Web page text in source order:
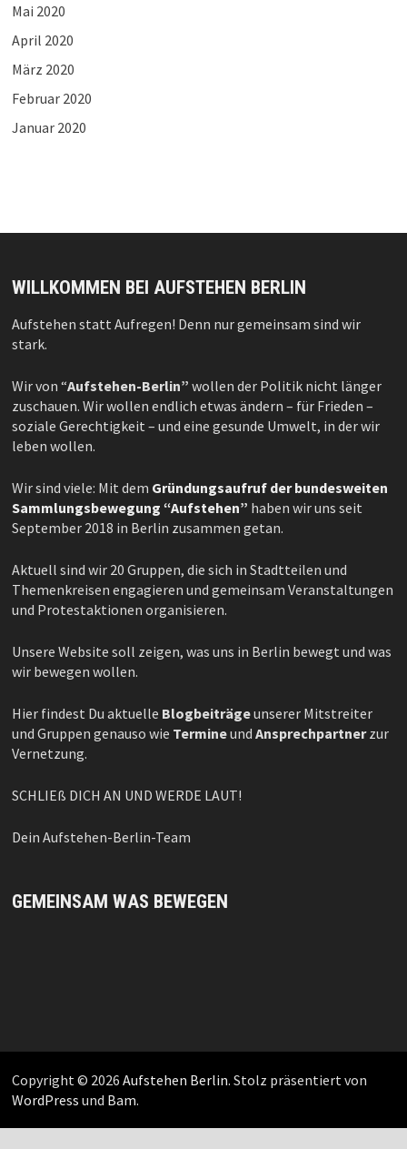
Mai 2020
April 2020
März 2020
Februar 2020
Januar 2020
WILLKOMMEN BEI AUFSTEHEN BERLIN
Aufstehen statt Aufregen! Denn nur gemeinsam sind wir
stark.
Wir von “Aufstehen-Berlin” wollen der Politik nicht länger
zuschauen. Wir wollen endlich etwas ändern – für Frieden –
soziale Gerechtigkeit – und eine gesunde Umwelt, in der wir
leben wollen.
Wir sind viele: Mit dem Gründungsaufruf der bundesweiten
Sammlungsbewegung “Aufstehen” haben wir uns seit
September 2018 in Berlin zusammen getan.
Aktuell sind wir 20 Gruppen, die sich in Stadtteilen und
Themenkreisen engagieren und gemeinsam Veranstaltungen
und Protestaktionen organisieren.
Unsere Website soll zeigen, was uns in Berlin bewegt und was
wir bewegen wollen.
Hier findest Du aktuelle Blogbeiträgeunserer Mitstreiter
und Gruppen genauso wie Termineund Ansprechpartnerzur
Vernetzung.
SCHLIEß DICH AN UND WERDE LAUT!
Dein Aufstehen-Berlin-Team
GEMEINSAM WAS BEWEGEN
Copyright © 2026 Aufstehen Berlin. Stolz präsentiert von
WordPress und Bam.